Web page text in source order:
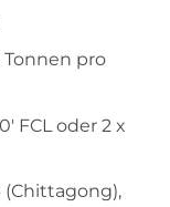
Tonnen pro
FCL oder 2 x
(Chittagong),